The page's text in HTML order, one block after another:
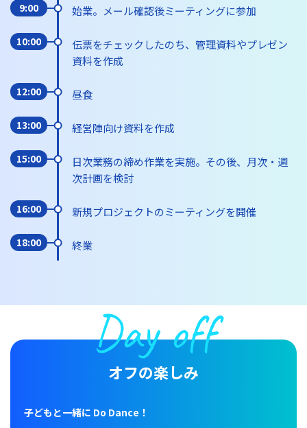
9:00 始業。メール確認後ミーティングに参加
10:00
伝票をチェックしたのち、管理資料やプレゼン
資料を作成
12:00 昼食
13:00 経営陣向け資料を作成
15:00
日次業務の締め作業を実施。その後、月次・週
次計画を検討
16:00 新規プロジェクトのミーティングを開催
18:00 終業
Day off
オフの楽しみ
子どもと一緒に Do Dance！